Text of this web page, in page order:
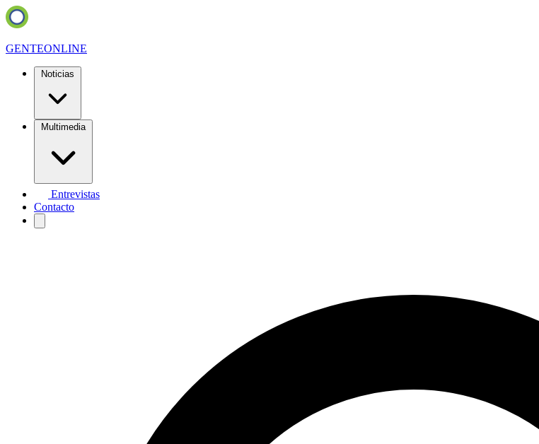
GENTEONLINE
Noticias
Multimedia
Entrevistas
Contacto